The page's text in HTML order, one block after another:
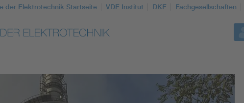
der Elektrotechnik Startseite VDE Institut DKE Fachgesellschaften